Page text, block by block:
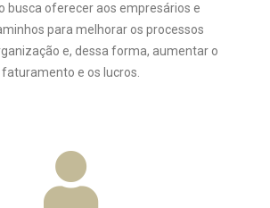
busca oferecer aos empresários e
para melhorar os processos
e, dessa forma, aumentar o
faturamento e os lucros.